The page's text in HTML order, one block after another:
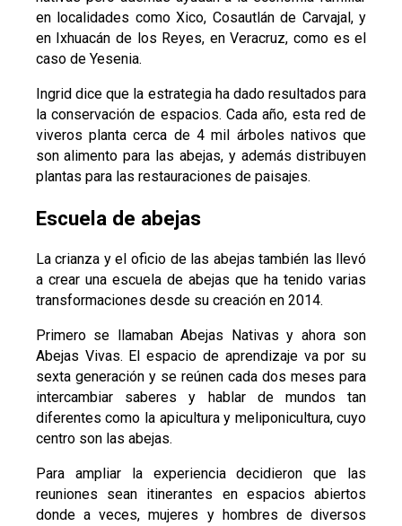
en localidades como Xico, Cosautlán de Carvajal, y
en Ixhuacán de los Reyes, en Veracruz, como es el
caso de Yesenia.
Ingrid dice que la estrategia ha dado resultados para
la conservación de espacios. Cada año, esta red de
viveros planta cerca de 4 mil árboles nativos que
son alimento para las abejas, y además distribuyen
plantas para las restauraciones de paisajes.
Escuela de abejas
La crianza y el oficio de las abejas también las llevó
a crear una escuela de abejas que ha tenido varias
transformaciones desde su creación en 2014.
Primero se llamaban Abejas Nativas y ahora son
Abejas Vivas. El espacio de aprendizaje va por su
sexta generación y se reúnen cada dos meses para
intercambiar saberes y hablar de mundos tan
diferentes como la apicultura y meliponicultura, cuyo
centro son las abejas.
Para ampliar la experiencia decidieron que las
reuniones sean itinerantes en espacios abiertos
donde a veces, mujeres y hombres de diversos